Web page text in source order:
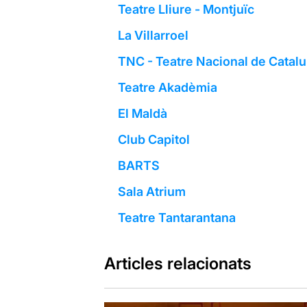
Teatre Lliure - Montjuïc
La Villarroel
TNC - Teatre Nacional de
Teatre Akadèmia
El Maldà
Club Capitol
BARTS
Sala Atrium
Teatre Tantarantana
Articles relacionats